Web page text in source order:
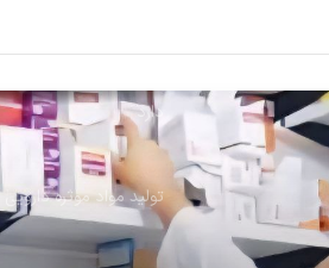
تولید مواد موثره
شرط وزیر بهداشت برای